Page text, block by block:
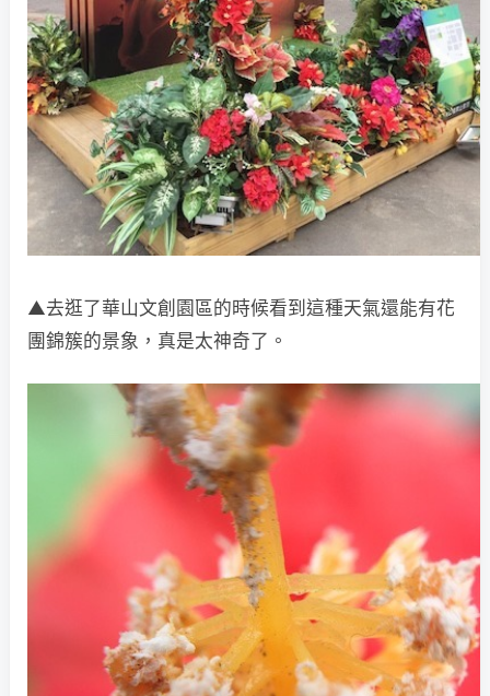
▲去逛了華山文創園區的時候看到這種天氣還能有花
團錦簇的景象，真是太神奇了。